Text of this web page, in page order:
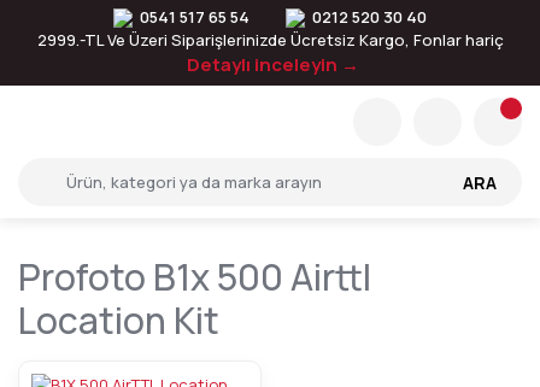
0541 517 65 54
0212 520 30 40
2999.-TL Ve Üzeri Siparişlerinizde Ücretsiz Kargo, Fonlar hariç
Detaylı inceleyin →
ARA
Profoto B1x 500 Airttl
Location Kit